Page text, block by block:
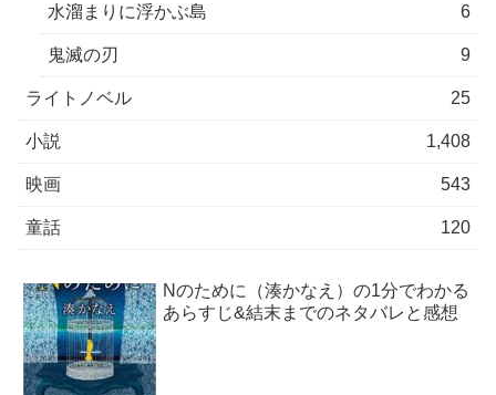
水溜まりに浮かぶ島 6
鬼滅の刃 9
ライトノベル 25
小説 1,408
映画 543
童話 120
Nのために（湊かなえ）の1分でわかる
あらすじ&結末までのネタバレと感想